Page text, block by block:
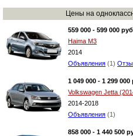
Цены на
559 000 - 599 000
Haima M3
2014
Объявления (1)
1 049 000 - 1 299 000
Volkswagen Jetta
2014-2018
Объявления (1)
858 000 - 1 440 500